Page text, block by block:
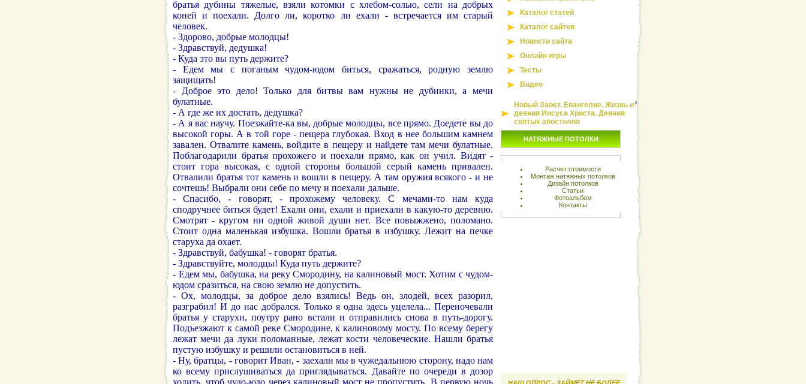
братья дубины тяжелые, взяли котомки с хлебом-солью, сели на добрых
коней и поехали. Долго ли, коротко ли ехали - встречается им старый
человек.
- Здорово, добрые молодцы!
- Здравствуй, дедушка!
- Куда это вы путь держите?
- Едем мы с поганым чудом-юдом биться, сражаться, родную землю
защищать!
- Доброе это дело! Только для битвы вам нужны не дубинки, а мечи
булатные.
- А где же их достать, дедушка?
- А я вас научу. Поезжайте-ка вы, добрые молодцы, все прямо. Доедете вы до
высокой горы. А в той горе - пещера глубокая. Вход в нее большим камнем
завален. Отвалите камень, войдите в пещеру и найдете там мечи булатные.
Поблагодарили братья прохожего и поехали прямо, как он учил. Видят -
стоит гора высокая, с одной стороны большой серый камень привален.
Отвалили братья тот камень и вошли в пещеру. А там оружия всякого - и не
сочтешь! Выбрали они себе по мечу и поехали дальше.
- Спасибо, - говорят, - прохожему человеку. С мечами-то нам куда
сподручнее биться будет! Ехали они, ехали и приехали в какую-то деревню.
Смотрят - кругом ни одной живой души нет. Все повыжжено, поломано.
Стоит одна маленькая избушка. Вошли братья в избушку. Лежит на печке
старуха да охает.
- Здравствуй, бабушка! - говорят братья.
- Здравствуйте, молодцы! Куда путь держите?
- Едем мы, бабушка, на реку Смородину, на калиновый мост. Хотим с чудом-
юдом сразиться, на свою землю не допустить.
- Ох, молодцы, за доброе дело взялись! Ведь он, злодей, всех разорил,
разграбил! И до нас добрался. Только я одна здесь уцелела... Переночевали
братья у старухи, поутру рано встали и отправились снова в путь-дорогу.
Подъезжают к самой реке Смородине, к калиновому мосту. По всему берегу
лежат мечи да луки поломанные, лежат кости человеческие. Нашли братья
пустую избушку и решили остановиться в ней.
- Ну, братцы, - говорит Иван, - заехали мы в чужедальнюю сторону, надо нам
ко всему прислушиваться да приглядываться. Давайте по очереди в дозор
ходить, чтоб чудо-юдо через калиновый мост не пропустить. В первую ночь
Каталог статей
Каталог сайтов
Новости сайта
Онлайн игры
Тесты
Видео
Новый Завет. Евангелие. Жизнь и
деяния Иисуса Христа. Деяния
святых апостолов
НАТЯЖНЫЕ ПОТОЛКИ
Расчет стоимости
Монтаж натяжных потолков
Дизайн потолков
Статьи
Фотоальбом
Контакты